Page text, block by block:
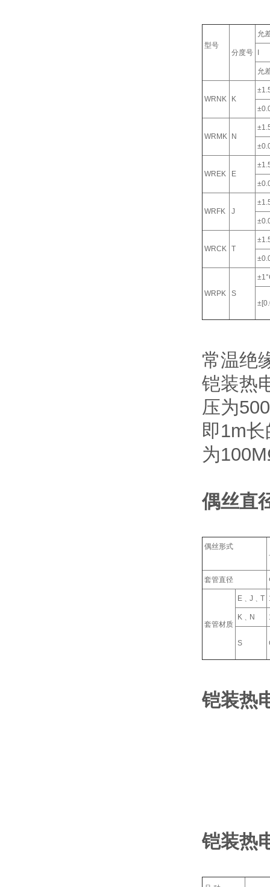
型号
分度号
允
允
WRNK K
WRMK N
WREK E
WRFK J
WRCK T
WRPK S
常温绝
铠装热
压为
即1m
为
偶丝直
偶丝形式
套管直径
套管材质
E﹑J﹑T
K﹑N
S
铠装热
铠装热